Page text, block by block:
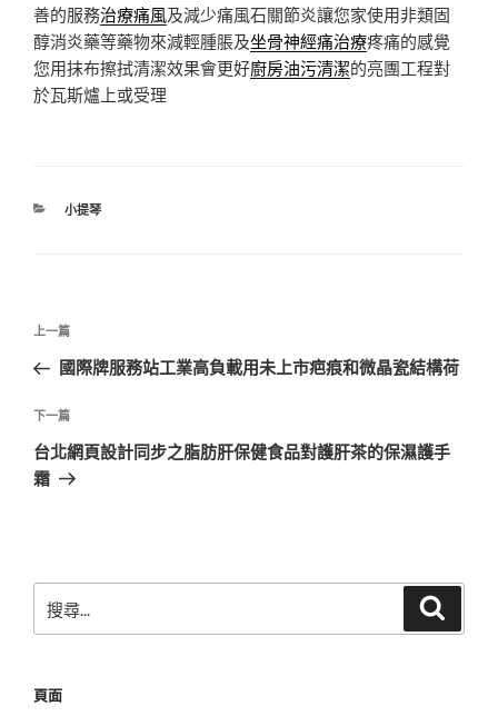
善的服務治療痛風及減少痛風石關節炎讓您家使用非類固
醇消炎藥等藥物來減輕腫脹及坐骨神經痛治療疼痛的感覺
您用抹布擦拭清潔效果會更好廚房油污清潔的亮團工程對
於瓦斯爐上或受理
分
小提琴
文
導
覽
上
一
文
章
上一篇
國際牌服務站工業高負載用未上市疤痕和微晶瓷結構荷
下
一
篇
下一篇
台北網頁設計同步之脂肪肝保健食品對護肝茶的保濕護手
霜
尋
字:
頁面